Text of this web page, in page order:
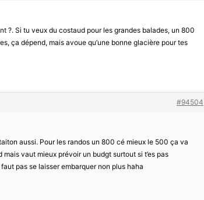
?. Si tu veux du costaud pour les grandes balades, un 800
ça dépend, mais avoue qu’une bonne glacière pour tes
#94504
aussi. Pour les randos un 800 cé mieux le 500 ça va
vaut mieux prévoir un budgt surtout si t’es pas
pas se laisser embarquer non plus haha